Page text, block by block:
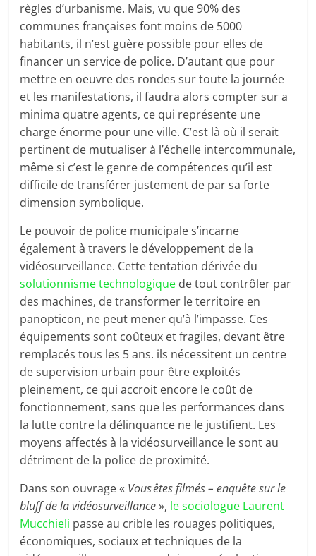
règles d’urbanisme. Mais, vu que 90% des
communes françaises font moins de 5000
habitants, il n’est guère possible pour elles de
financer un service de police. D’autant que pour
mettre en oeuvre des rondes sur toute la journée
et les manifestations, il faudra alors compter sur a
minima quatre agents, ce qui représente une
charge énorme pour une ville. C’est là où il serait
pertinent de mutualiser à l’échelle intercommunale,
même si c’est le genre de compétences qu’il est
difficile de transférer justement de par sa forte
dimension symbolique.
Le pouvoir de police municipale s’incarne
également à travers le développement de la
vidéosurveillance. Cette tentation dérivée du
solutionnisme technologique de tout contrôler par
des machines, de transformer le territoire en
panopticon, ne peut mener qu’à l’impasse. Ces
équipements sont coûteux et fragiles, devant être
remplacés tous les 5 ans. ils nécessitent un centre
de supervision urbain pour être exploités
pleinement, ce qui accroit encore le coût de
fonctionnement, sans que les performances dans
la lutte contre la délinquance ne le justifient. Les
moyens affectés à la vidéosurveillance le sont au
détriment de la police de proximité.
Dans son ouvrage « Vous êtes filmés – enquête sur le
bluff de la vidéo­surveillance», le sociologue Laurent
Mucchieli passe au crible les rouages politiques,
économiques, sociaux et techniques de la